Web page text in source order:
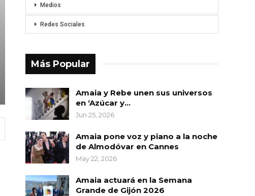
Medios
Redes Sociales
Más Popular
Amaia y Rebe unen sus universos
en ‘Azúcar y…
Jun 25, 2026
Amaia pone voz y piano a la noche
de Almodóvar en Cannes
May 22, 2026
Amaia actuará en la Semana
Grande de Gijón 2026